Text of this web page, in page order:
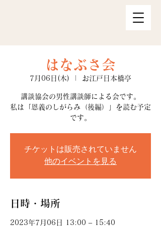
はなぶさ会
7月06日(木) お江戸日本橋亭
講談協会の男性講談師による会です。
私は「恩義のしがらみ（後編）」を読む予定
です。
チケットは販売されていません
他のイベントを見る
日時・場所
2023年7月06日 13:00 – 15:40